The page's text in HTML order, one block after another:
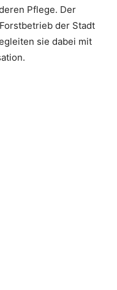
Pflege. Der
der Stadt
sie dabei mit